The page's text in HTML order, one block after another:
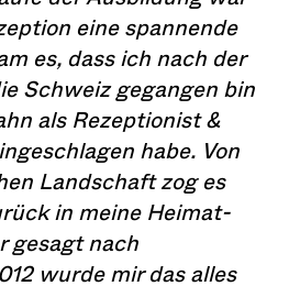
eine spannende
es, dass ich nach der
Schweiz gegangen bin
als Rezeptionist &
habe. Von
Landschaft zog es
in meine Heimat-
gesagt nach
wurde mir das alles